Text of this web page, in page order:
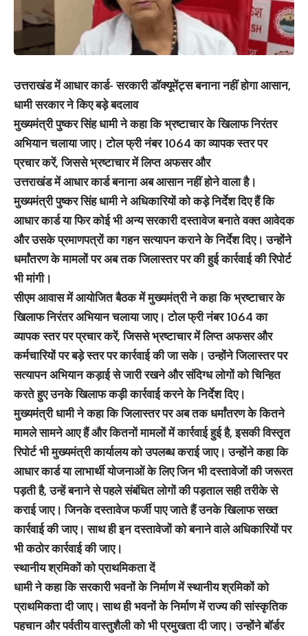
उत्तराखंड में आधार कार्ड- सरकारी डॉक्यूमेंट्स बनाना नहीं होगा आसान,
धामी सरकार ने किए बड़े बदलाव
मुख्यमंत्री पुष्कर सिंह धामी ने कहा कि भ्रष्टाचार के खिलाफ निरंतर
अभियान चलाया जाए। टोल फ्री नंबर 1064 का व्यापक स्तर पर
प्रचार करें, जिससे भ्रष्टाचार में लिप्त अफसर और
उत्तराखंड में आधार कार्ड बनाना अब आसान नहीं होने वाला है।
मुख्यमंत्री पुष्कर सिंह धामी ने अधिकारियों को कड़े निर्देश दिए हैं कि
आधार कार्ड या फिर कोई भी अन्य सरकारी दस्तावेज बनाते वक्त आवेदक
और उसके प्रमाणपत्रों का गहन सत्यापन कराने के निर्देश दिए। उन्होंने
धर्मांतरण के मामलों पर अब तक जिलास्तर पर की हुई कार्रवाई की रिपोर्ट
भी मांगी।
सीएम आवास में आयोजित बैठक में मुख्यमंत्री ने कहा कि भ्रष्टाचार के
खिलाफ निरंतर अभियान चलाया जाए। टोल फ्री नंबर 1064 का
व्यापक स्तर पर प्रचार करें, जिससे भ्रष्टाचार में लिप्त अफसर और
कर्मचारियों पर बड़े स्तर पर कार्रवाई की जा सके। उन्होंने जिलास्तर पर
सत्यापन अभियान कड़ाई से जारी रखने और संदिग्ध लोगों को चिन्हित
करते हुए उनके खिलाफ कड़ी कार्रवाई करने के निर्देश दिए।
मुख्यमंत्री धामी ने कहा कि जिलास्तर पर अब तक धर्मांतरण के कितने
मामले सामने आए हैं और कितनों मामलों में कार्रवाई हुई है, इसकी विस्तृत
रिपोर्ट भी मुख्यमंत्री कार्यालय को उपलब्ध कराई जाए। उन्होंने कहा कि
आधार कार्ड या लाभार्थी योजनाओं के लिए जिन भी दस्तावेजों की जरूरत
पड़ती है, उन्हें बनाने से पहले संबंधित लोगों की पड़ताल सही तरीके से
कराई जाए। जिनके दस्तावेज फर्जी पाए जाते हैं उनके खिलाफ सख्त
कार्रवाई की जाए। साथ ही इन दस्तावेजों को बनाने वाले अधिकारियों पर
भी कठोर कार्रवाई की जाए।
स्थानीय श्रमिकों को प्राथमिकता दें
धामी ने कहा कि सरकारी भवनों के निर्माण में स्थानीय श्रमिकों को
प्राथमिकता दी जाए। साथ ही भवनों के निर्माण में राज्य की सांस्कृतिक
पहचान और पर्वतीय वास्तुशैली को भी प्रमुखता दी जाए। उन्होंने बॉर्डर